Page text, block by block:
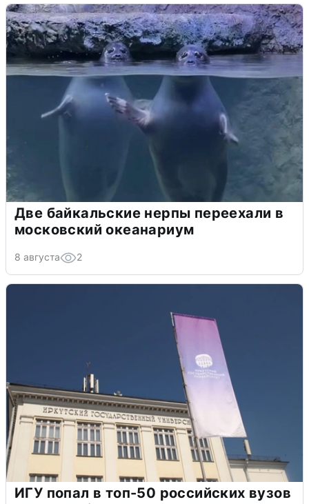
Две байкальские нерпы переехали в
московский океанариум
8 августа 2
ИГУ попал в топ-50 российских вузов